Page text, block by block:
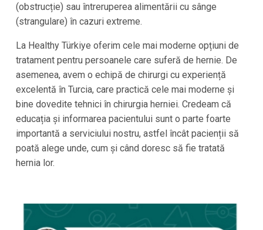
(obstrucție) sau întreruperea alimentării cu sânge
(strangulare) în cazuri extreme.
La Healthy Türkiye oferim cele mai moderne opțiuni de
tratament pentru persoanele care suferă de hernie. De
asemenea, avem o echipă de chirurgi cu experiență
excelentă în Turcia, care practică cele mai moderne și
bine dovedite tehnici în chirurgia herniei. Credeam că
educația și informarea pacientului sunt o parte foarte
importantă a serviciului nostru, astfel încât pacienții să
poată alege unde, cum și când doresc să fie tratată
hernia lor.